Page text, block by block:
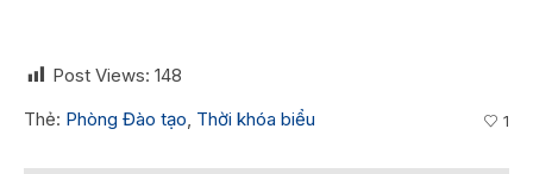
Post Views: 148
Thẻ: Phòng Đào tạo, Thời khóa biểu 1